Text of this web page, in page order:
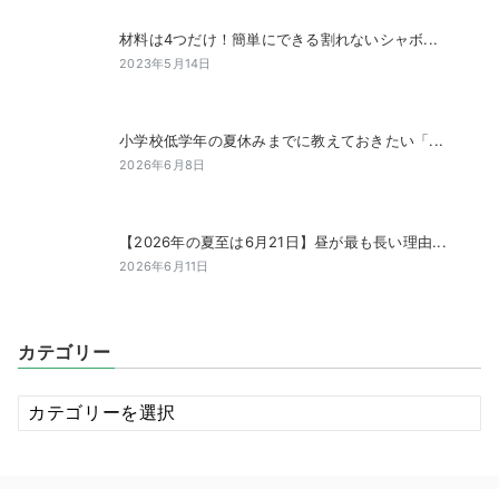
材料は4つだけ！簡単にできる割れないシャボ...
2023年5月14日
小学校低学年の夏休みまでに教えておきたい「...
2026年6月8日
【2026年の夏至は6月21日】昼が最も長い理由...
2026年6月11日
カテゴリー
カ
テ